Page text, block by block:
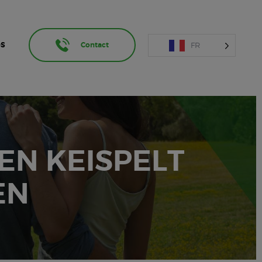
Contact FR
KEISPELT